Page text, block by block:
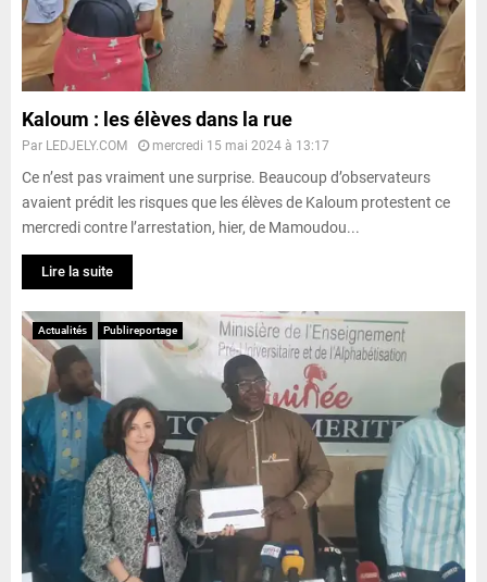
Kaloum : les élèves dans la rue
Par LEDJELY.COM mercredi 15 mai 2024 à 13:17
Ce n’est pas vraiment une surprise. Beaucoup d’observateurs
avaient prédit les risques que les élèves de Kaloum protestent ce
mercredi contre l’arrestation, hier, de Mamoudou...
Lire la suite
Actualités Publireportage